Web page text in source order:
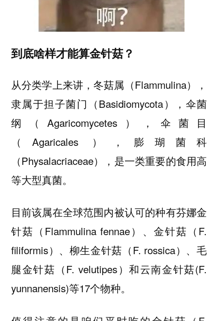
到底啥样才能算金针菇？
从分类学上来讲，冬菇属（Flammulina），
隶属于担子菌门（Basidiomycota），伞菌
纲（Agaricomycetes），伞菌目
（Agaricales ），膨瑚菌科
（Physalacriaceae），是一类重要的食用高
等大型真菌。
目前该属在全球范围内被认可的种有芬娜金
针菇（Flammulina fennae）、金针菇（F.
filiformis）、柳生金针菇（F. rossica）、毛
腿金针菇（F. velutipes）和云南金针菇(F.
yunnanensis)等17个物种。